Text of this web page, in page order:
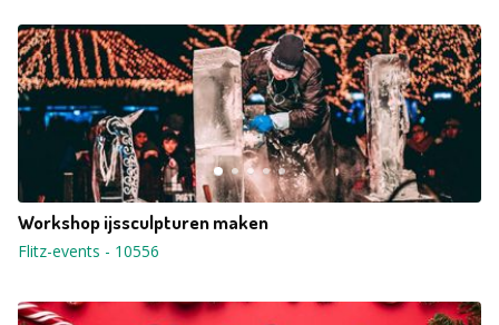
Workshop ijssculpturen maken
Flitz-events - 10556